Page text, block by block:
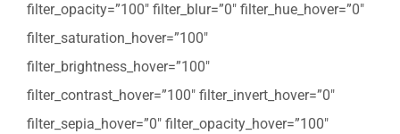
filter_opacity=”100″ filter_blur=”0″ filter_hue_hover=”0″
filter_saturation_hover=”100″
filter_brightness_hover=”100″
filter_contrast_hover=”100″ filter_invert_hover=”0″
filter_sepia_hover=”0″ filter_opacity_hover=”100″